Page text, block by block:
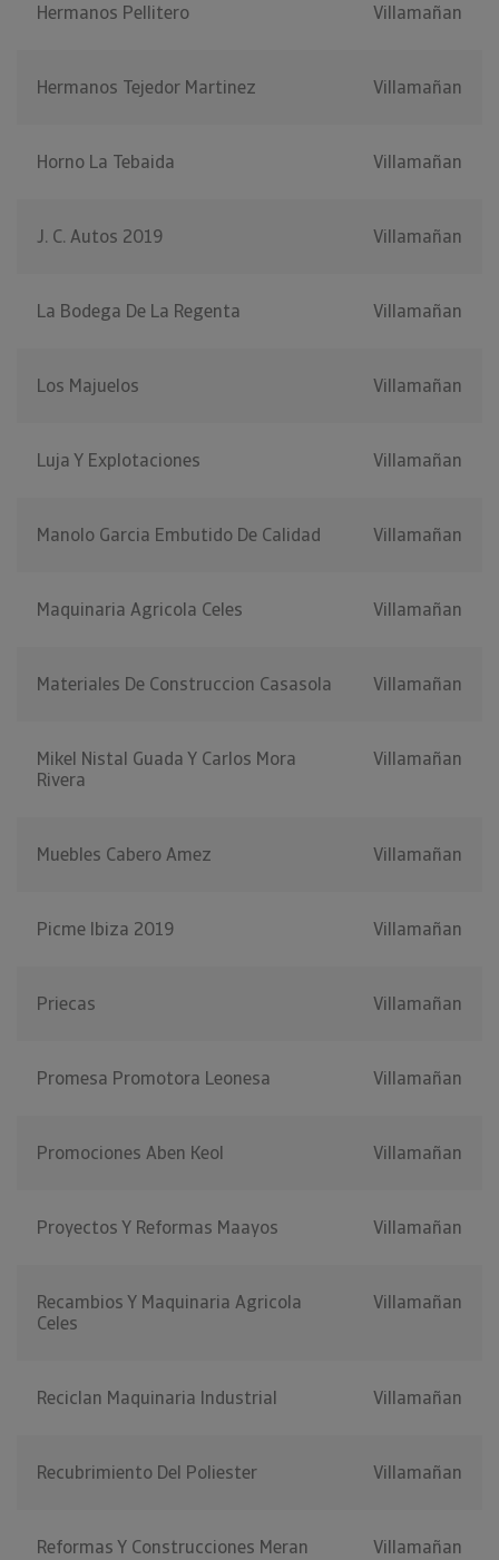
Hermanos Pellitero Villamañan
Hermanos Tejedor Martinez Villamañan
Horno La Tebaida Villamañan
J. C. Autos 2019 Villamañan
La Bodega De La Regenta Villamañan
Los Majuelos Villamañan
Luja Y Explotaciones Villamañan
Manolo Garcia Embutido De Calidad Villamañan
Maquinaria Agricola Celes Villamañan
Materiales De Construccion Casasola Villamañan
Mikel Nistal Guada Y Carlos Mora
Rivera
Villamañan
Muebles Cabero Amez Villamañan
Picme Ibiza 2019 Villamañan
Priecas Villamañan
Promesa Promotora Leonesa Villamañan
Promociones Aben Keol Villamañan
Proyectos Y Reformas Maayos Villamañan
Recambios Y Maquinaria Agricola
Celes
Villamañan
Reciclan Maquinaria Industrial Villamañan
Recubrimiento Del Poliester Villamañan
Reformas Y Construcciones Meran Villamañan